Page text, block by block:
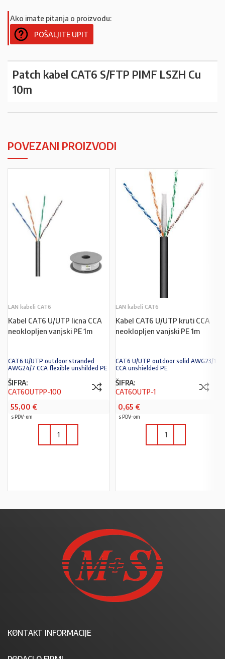
Ako imate pitanja o proizvodu:
POŠALJITE UPIT
Patch kabel CAT6 S/FTP PIMF LSZH Cu
10m
POVEZANI PROIZVODI
LAN kabeli CAT6
Kabel CAT6 U/UTP licna CCA
neoklopljen vanjski PE 1m
CAT6 U/UTP outdoor stranded
AWG24/7 CCA flexible unshilded PE
ŠIFRA:
CAT6OUTPP-100
55,00 €
s PDV-om
LAN kabeli CAT6
Kabel CAT6 U/UTP kruti CCA
neoklopljen vanjski PE 1m
CAT6 U/UTP outdoor solid AWG23/1
CCA unshielded PE
ŠIFRA:
CAT6OUTP-1
0,65 €
s PDV-om
KONTAKT INFORMACIJE